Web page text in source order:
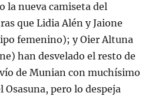
la nueva camiseta del
que Lidia Alén y Jaione
femenino); y Oier Altuna
han desvelado el resto de
de Munian con muchísimo
Osasuna, pero lo despeja